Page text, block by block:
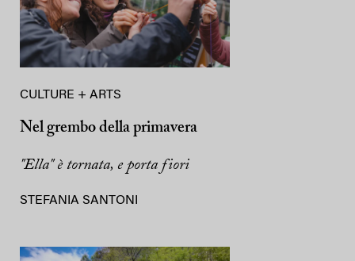
CULTURE + ARTS
Nel grembo della primavera
"Ella" è tornata, e porta fiori
STEFANIA SANTONI